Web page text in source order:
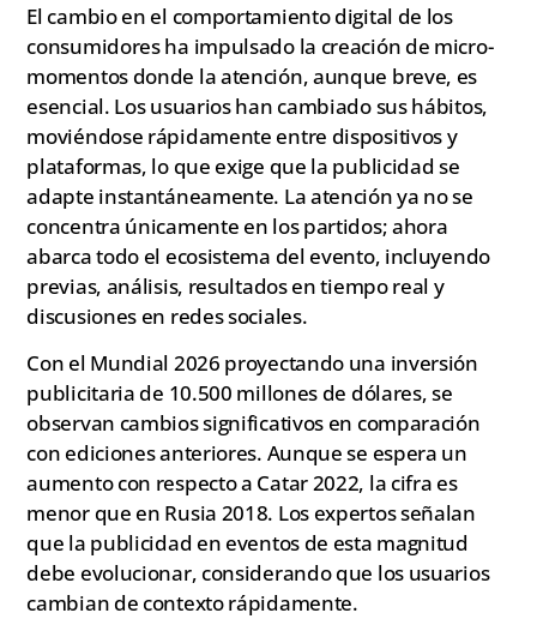
El cambio en el comportamiento digital de los
consumidores ha impulsado la creación de micro-
momentos donde la atención, aunque breve, es
esencial. Los usuarios han cambiado sus hábitos,
moviéndose rápidamente entre dispositivos y
plataformas, lo que exige que la publicidad se
adapte instantáneamente. La atención ya no se
concentra únicamente en los partidos; ahora
abarca todo el ecosistema del evento, incluyendo
previas, análisis, resultados en tiempo real y
discusiones en redes sociales.
Con el Mundial 2026 proyectando una inversión
publicitaria de 10.500 millones de dólares, se
observan cambios significativos en comparación
con ediciones anteriores. Aunque se espera un
aumento con respecto a Catar 2022, la cifra es
menor que en Rusia 2018. Los expertos señalan
que la publicidad en eventos de esta magnitud
debe evolucionar, considerando que los usuarios
cambian de contexto rápidamente.